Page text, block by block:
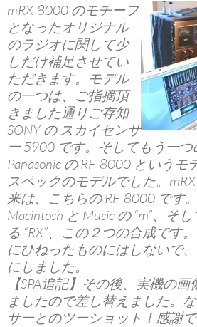
mRX-8000 のモチーフ
となったオリジナル
のラジオに関して少
しだけ補足させてい
ただきます。モデル
の一つは、ご指摘頂
きました通りご存知
SONY の スカイセンサ
ー 5900 です。そしてもう一つ
Panasonic の RF-8000 という
スペックのモデルでした。
来は、こちらの RF-8000 です。
Macintosh と Music の “m”、そ
る “RX”、この２つの合成です
にひねったものにはしないで
にしました。
【SPA追記】その後、実機の
ましたので差し替えました。
サーとのツーショット！感謝で